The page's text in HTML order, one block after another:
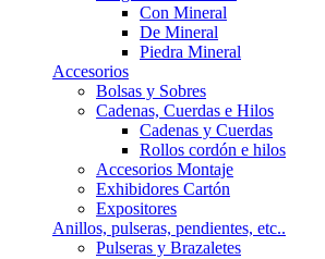
Con Mineral
De Mineral
Piedra Mineral
Accesorios
Bolsas y Sobres
Cadenas, Cuerdas e Hilos
Cadenas y Cuerdas
Rollos cordón e hilos
Accesorios Montaje
Exhibidores Cartón
Expositores
Anillos, pulseras, pendientes, etc..
Pulseras y Brazaletes